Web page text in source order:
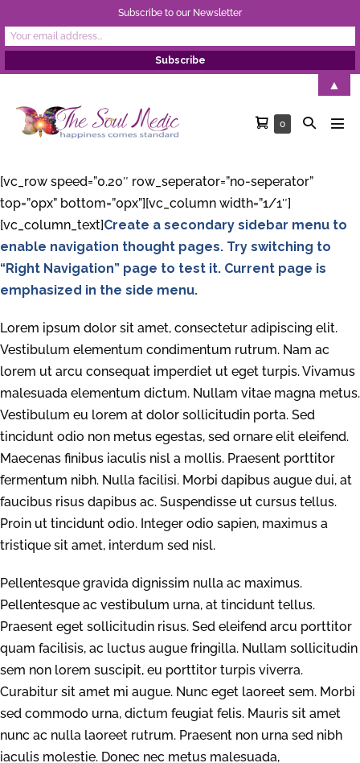
content
Shopping
0ItemsSearch
[vc_row speed=”0.20″ row_seperator=”no-seperator”
top=”0px” bottom=”0px”][vc_column width=”1/1″]
[vc_column_text]Create a secondary sidebar menu to
enable navigation thought pages. Try switching to
“Right Navigation” page to test it. Current page is
emphasized in the side menu.
Lorem ipsum dolor sit amet, consectetur adipiscing elit.
Vestibulum elementum condimentum rutrum. Nam ac
lorem ut arcu consequat imperdiet ut eget turpis. Vivamus
malesuada elementum dictum. Nullam vitae magna metus.
Vestibulum eu lorem at dolor sollicitudin porta. Sed
tincidunt odio non metus egestas, sed ornare elit eleifend.
Maecenas finibus iaculis nisl a mollis. Praesent porttitor
fermentum nibh. Nulla facilisi. Morbi dapibus augue dui, at
faucibus risus dapibus ac. Suspendisse ut cursus tellus.
Proin ut tincidunt odio. Integer odio sapien, maximus a
tristique sit amet, interdum sed nisl.
Pellentesque gravida dignissim nulla ac maximus.
Pellentesque ac vestibulum urna, at tincidunt tellus.
Praesent eget sollicitudin risus. Sed eleifend arcu porttitor
quam facilisis, ac luctus augue fringilla. Nullam sollicitudin
sem non lorem suscipit, eu porttitor turpis viverra.
Curabitur sit amet mi augue. Nunc eget laoreet sem. Morbi
sed commodo urna, dictum feugiat felis. Mauris sit amet
nunc ac nulla laoreet rutrum. Praesent non urna sed nibh
iaculis molestie. Donec nec metus malesuada,
Subscribe to our Newsletter
▲